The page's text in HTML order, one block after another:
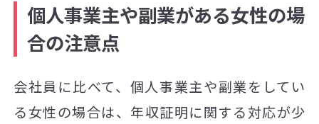
個人事業主や副業がある女性の場
合の注意点
会社員に比べて、個人事業主や副業をしてい
る女性の場合は、年収証明に関する対応が少